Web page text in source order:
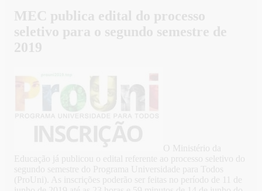
MEC publica edital do processo
seletivo para o segundo semestre de
2019
O Ministério da
Educação já publicou o edital referente ao processo seletivo do
segundo semestre do Programa Universidade para Todos
(ProUni). As inscrições poderão ser feitas no período de 11 de